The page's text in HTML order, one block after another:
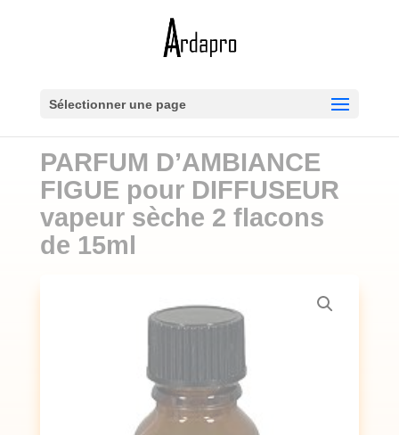
Sélectionner une page
PARFUM D’AMBIANCE
FIGUE pour DIFFUSEUR
vapeur sèche 2 flacons
de 15ml